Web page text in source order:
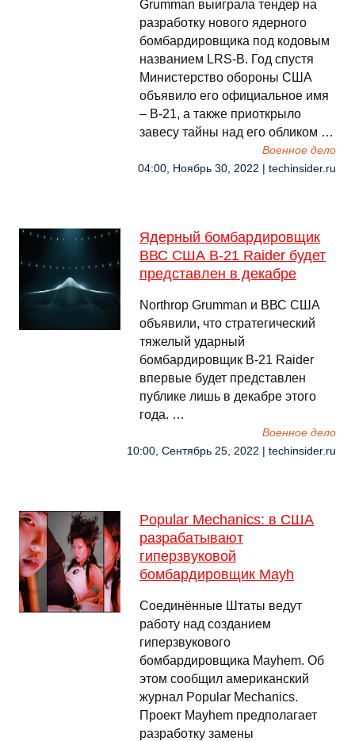
Grumman выиграла тендер на
разработку нового ядерного
бомбардировщика под кодовым
названием LRS-B. Год спустя
Министерство обороны США
объявило его официальное имя
– B-21, а также приоткрыло
завесу тайны над его обликом …
Военное дело
04:00, Ноябрь 30, 2022 | techinsider.ru
Ядерный бомбардировщик
ВВС США B-21 Raider будет
представлен в декабре
Northrop Grumman и ВВС США
объявили, что стратегический
тяжелый ударный
бомбардировщик B-21 Raider
впервые будет представлен
публике лишь в декабре этого
года. …
Военное дело
10:00, Сентябрь 25, 2022 | techinsider.ru
Popular Mechanics: в США
разрабатывают
гиперзвуковой
бомбардировщик Mayh
Соединённые Штаты ведут
работу над созданием
гиперзвукового
бомбардировщика Mayhem. Об
этом сообщил американский
журнал Popular Mechanics.
Проект Mayhem предполагает
разработку замены